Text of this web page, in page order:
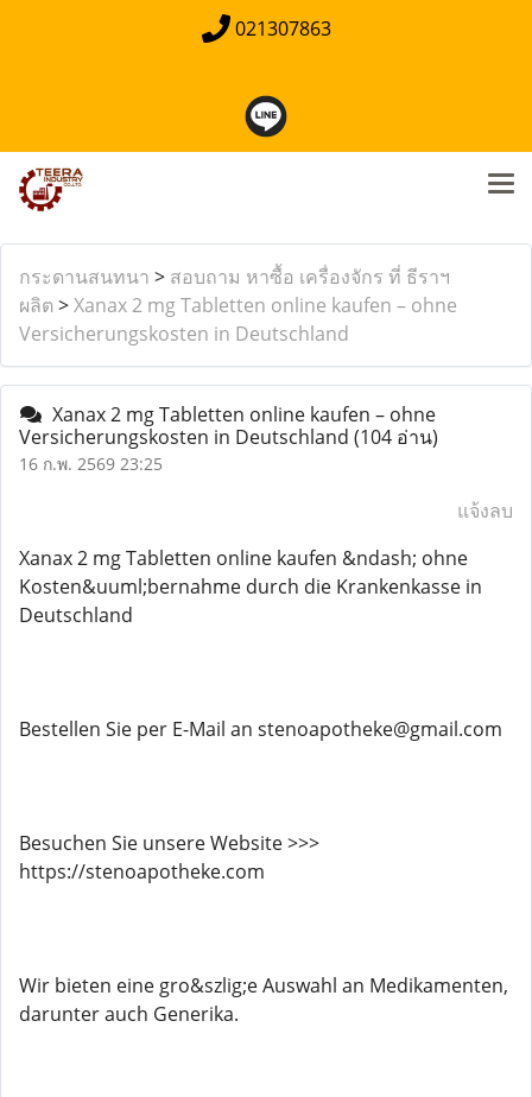
021307863
กระดานสนทนา > สอบถาม หาซื้อ เครื่องจักร ที่ ธีราฯ
ผลิต >Xanax 2 mg Tabletten online kaufen – ohne
Versicherungskosten in Deutschland
Xanax 2 mg Tabletten online kaufen – ohne
Versicherungskosten in Deutschland (104 อ่าน)
16 ก.พ. 2569 23:25
แจ้งลบ
Xanax 2 mg Tabletten online kaufen &ndash; ohne
Kosten&uuml;bernahme durch die Krankenkasse in
Deutschland
Bestellen Sie per E-Mail an stenoapotheke@gmail.com
Besuchen Sie unsere Website >>>
https://stenoapotheke.com
Wir bieten eine gro&szlig;e Auswahl an Medikamenten,
darunter auch Generika.